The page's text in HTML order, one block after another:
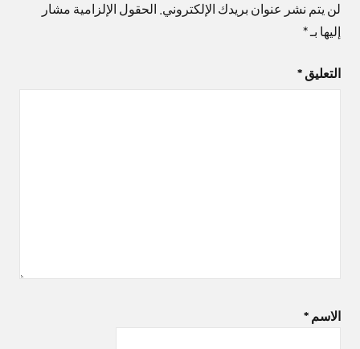
لن يتم نشر عنوان بريدك الإلكتروني. الحقول الإلزامية مشار
إليها بـ*
التعليق *
الاسم *